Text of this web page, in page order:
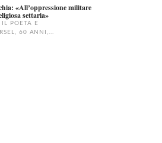
«All’oppressione militare
settaria»
POETA E
60 ANNI,...